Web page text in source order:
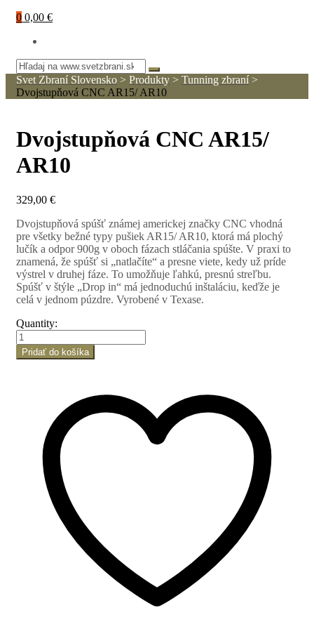
0 0,00 €
Svet Zbraní Slovensko > Produkty > Tunning zbraní>
Dvojstupňová CNC AR15/ AR10
Dvojstupňová CNC AR15/
AR10
329,00 €
Dvojstupňová spúšť známej americkej značky CNC vhodná
pre všetky bežné typy pušiek AR15/ AR10, ktorá má plochý
lučík a odpor 900g v oboch fázach stláčania spúšte. V praxi to
znamená, že spúšť si „natlačíte“ a presne viete, kedy už príde
výstrel v druhej fáze. To umožňuje ľahkú, presnú streľbu.
Spúšť v štýle „Drop in“ má jednoduchú inštaláciu, keďže je
celá v jednom púzdre. Vyrobené v Texase.
Quantity:
množstvo
Dvojstupňová
CNC
Pridať do košíka